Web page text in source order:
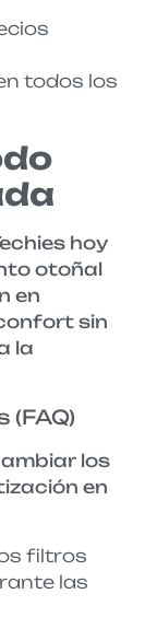
todos los
hoy
otoñal
en
sin
la
los
en
filtros
las